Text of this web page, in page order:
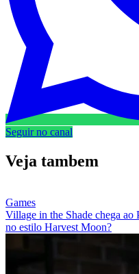
Seguir no canal
Veja tambem
Games
Village in the Shade chega ao
no estilo Harvest Moon?